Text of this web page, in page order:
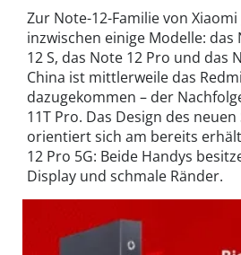
Zur Note-12-Familie von
inzwischen einige Modelle: das
12 S, das Note 12 Pro und das
China ist mittlerweile das
dazugekommen – der
11T Pro. Das Design des
orientiert sich am bereits
12 Pro 5G: Beide Handys
Display und schmale Ränder.